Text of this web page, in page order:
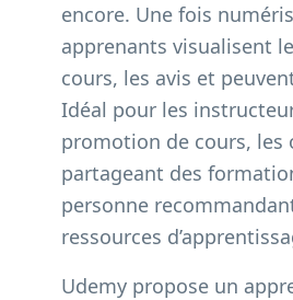
encore. Une fois
apprenants visualisent
cours, les avis et
Idéal pour les
promotion de cours, les
partageant des
personne
ressources
Udemy propose un